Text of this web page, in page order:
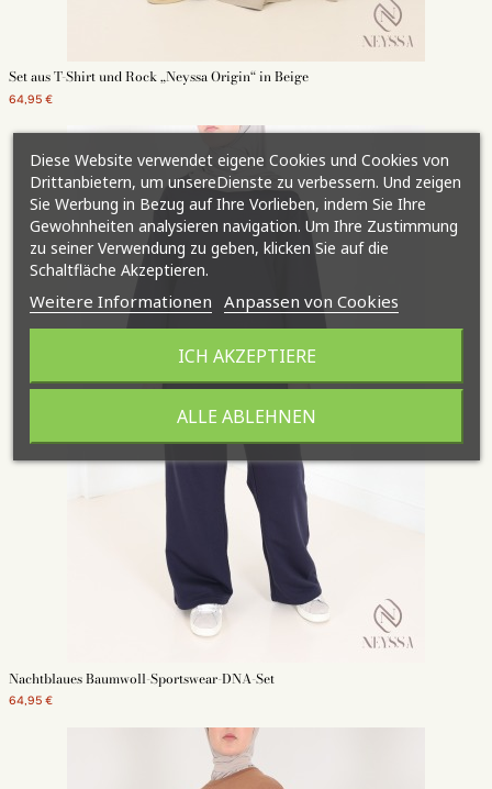
Set aus T-Shirt und Rock „Neyssa Origin“ in Beige
64,95 €
Nachtblaues Baumwoll-Sportswear-DNA-Set
64,95 €
Diese Website verwendet eigene Cookies und Cookies von
Drittanbietern, um unsereDienste zu verbessern. Und zeigen
Sie Werbung in Bezug auf Ihre Vorlieben, indem Sie Ihre
Gewohnheiten analysieren navigation. Um Ihre Zustimmung
zu seiner Verwendung zu geben, klicken Sie auf die
Schaltfläche Akzeptieren.
Weitere Informationen Anpassen von Cookies
ALLE ABLEHNEN
ICH AKZEPTIERE